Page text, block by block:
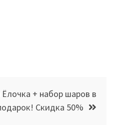
+ набор шаров в
Скидка 50%